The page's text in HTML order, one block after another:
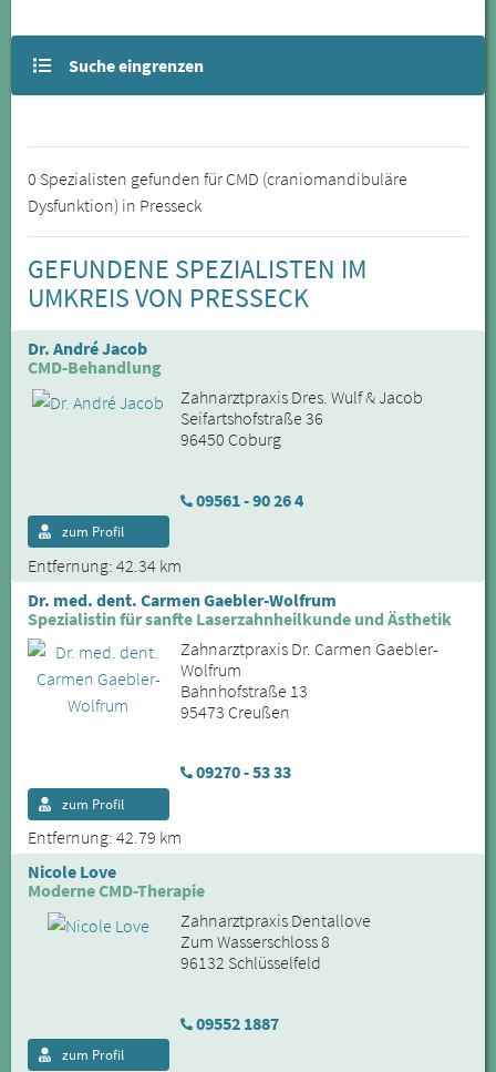
Suche eingrenzen
0 Spezialisten gefunden für CMD (craniomandibuläre
Dysfunktion) in Presseck
GEFUNDENE SPEZIALISTEN IM
UMKREIS VON PRESSECK
Dr. André Jacob
CMD-Behandlung
Zahnarztpraxis Dres. Wulf & Jacob
Seifartshofstraße 36
96450 Coburg
09561 - 90 26 4
Entfernung: 42.34 km
zum Profil
Dr. med. dent. Carmen Gaebler-Wolfrum
Spezialistin für sanfte Laserzahnheilkunde und Ästhetik
Zahnarztpraxis Dr. Carmen Gaebler-
Wolfrum
Bahnhofstraße 13
95473 Creußen
09270 - 53 33
Entfernung: 42.79 km
zum Profil
Nicole Love
Moderne CMD-Therapie
Zahnarztpraxis Dentallove
Zum Wasserschloss 8
96132 Schlüsselfeld
09552 1887
zum Profil